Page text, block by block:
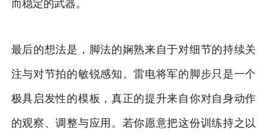
而稳定的武器。
最后的想法是，脚法的娴熟来自于对细节的持续关
注与对节拍的敏锐感知。雷电将军的脚步只是一个
极具启发性的模板，真正的提升来自你对自身动作
的观察、调整与应用。若你愿意把这份训练持之以